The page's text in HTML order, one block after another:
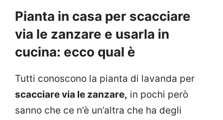
Pianta in casa per scacciare
via le zanzare e usarla in
cucina: ecco qual è
Tutti conoscono la pianta di lavanda per
scacciare via le zanzare, in pochi però
sanno che ce n’è un’altra che ha degli